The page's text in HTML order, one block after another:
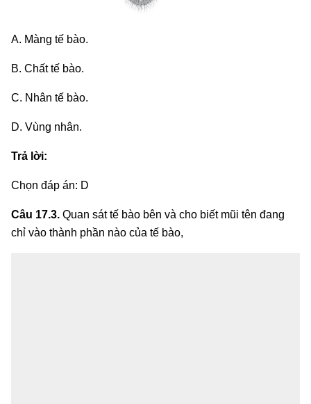
A. Màng tế bào.
B. Chất tế bào.
C. Nhân tế bào.
D. Vùng nhân.
Trả lời:
Chọn đáp án: D
Câu 17.3. Quan sát tế bào bên và cho biết mũi tên đang
chỉ vào thành phần nào của tế bào,